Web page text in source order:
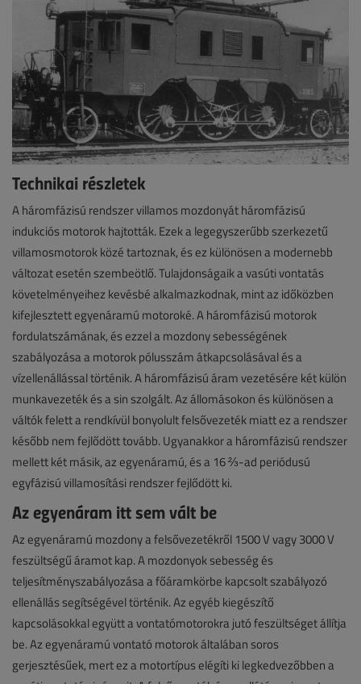
Technikai részletek
A háromfázisú rendszer villamos mozdonyát háromfázisú
indukciós motorok hajtották. Ezek a legegyszerűbb szerkezetű
villamosmotorok közé tartoznak, és ez különösen a modernebb
változat esetén szembeötlő. Tulajdonságaik a vasúti vontatás
követelményeihez kevésbé alkalmazkodnak, mint az időközben
kifejlesztett egyenáramú motoroké. A háromfázisú motorok
fordulatszámának, és ezzel a mozdony sebességének
szabályozása a motorok pólusszám átkapcsolásával és a
vízellenállással történik. A háromfázisú áram vezetésére két külön
munkavezeték és a sin szolgált. Az állomásokon és különösen a
váltók felett a rendkívül bonyolult felsővezeték miatt ez a rendszer
később nem fejlődött tovább. Ugyanakkor a háromfázisú rendszer
mellett két másik, az egyenáramú, és a 16 ⅔-ad periódusú
egyfázisú villamosítási rendszer fejlődött ki.
Az egyenáram itt sem vált be
Az egyenáramú mozdony a felsővezetékről 1500 V vagy 3000 V
feszültségű áramot kap. A mozdonyok sebesség és
teljesítményszabályozása a főáramkörbe kapcsolt szabályozó
ellenállás segítségével történik. Az egyéb kiegészítő
kapcsolásokkal együtt a vontatómotorokra jutó feszültséget állítja
be. Az egyenáramú vontató motorok általában soros
gerjesztésűek, mert ez a motortípus elégíti ki legkedvezőbben a